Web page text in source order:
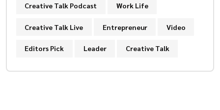
Creative Talk Podcast Work Life
Creative Talk Live Entrepreneur Video
Editors Pick Leader Creative Talk